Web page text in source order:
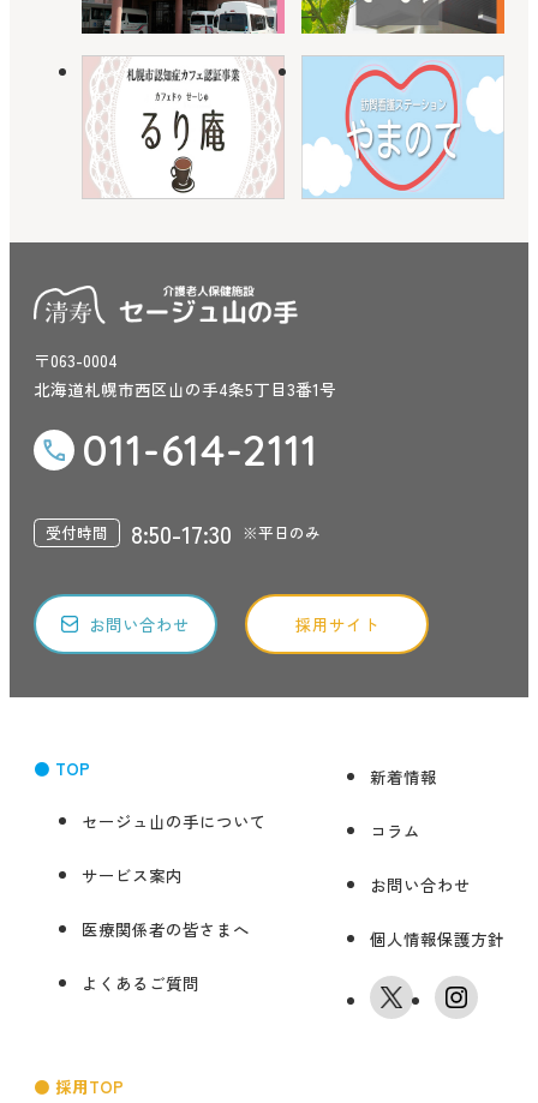
〒063-0004
北海道札幌市西区山の手4条5丁目3番1号
011-614-2111
受付時間 8:50-17:30 ※平日のみ
お問い合わせ 採用サイト
● TOP
セージュ山の手について
サービス案内
医療関係者の皆さまへ
よくあるご質問
● 採用TOP
新着情報
コラム
お問い合わせ
個人情報保護方針